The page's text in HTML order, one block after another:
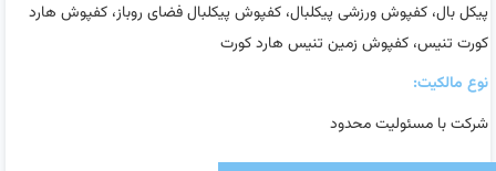
پیکل بال، کفپوش ورزشی پیکلبال، کفپوش پیکلبال فضای روباز، کفپوش هارد
کورت تنیس، کفپوش زمین تنیس هارد کورت
نوع مالکیت:
شرکت با مسئولیت محدود